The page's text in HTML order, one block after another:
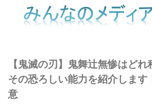
【鬼滅の刃】鬼舞辻無惨はどれ
その恐ろしい能力を紹介します
意